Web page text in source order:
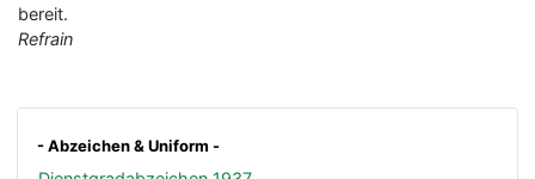
- Abzeichen & Uniform -
bereit.
Refrain